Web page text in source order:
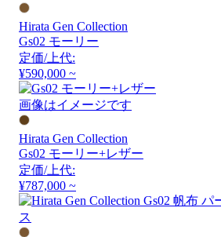
Hirata Gen Collection
Gs02 モーリー
定価/上代:
¥590,000 ~
画像はイメージです
Hirata Gen Collection
Gs02 モーリー+レザー
定価/上代:
¥787,000 ~